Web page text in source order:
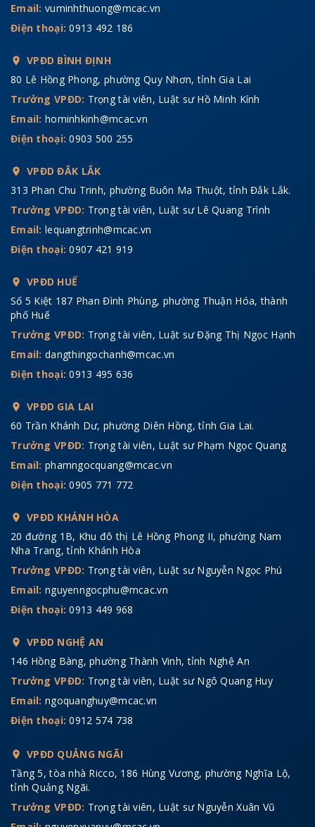
Email: vuminhthuong@mcac.vn
Điện thoại:0913 492 186
VPĐD BÌNH ĐỊNH
80 Lê Hồng Phong, phường Quy Nhơn, tỉnh Gia Lai
Trưởng VPĐD: Trọng tài viên, Luật sư Hồ Minh Kính
Email: hominhkinh@mcac.vn
Điện thoại:0903 500 255
VPĐD ĐẮK LẮK
313 Phan Chu Trinh, phường Buôn Ma Thuột, tỉnh Đắk Lắk.
Trưởng VPĐD: Trọng tài viên, Luật sư Lê Quang Trình
Email: lequangtrinh@mcac.vn
Điện thoại:0907 421 919
VPĐD HUẾ
Số 5 Kiệt 187 Phan Đình Phùng, phường Thuận Hóa, thành
phố Huế
Trưởng VPĐD: Trọng tài viên, Luật sư Đặng Thị Ngọc Hạnh
Email: dangthingochanh@mcac.vn
Điện thoại:0913 495 636
VPĐD GIA LAI
60 Trần Khánh Dư, phường Diên Hồng, tỉnh Gia Lai.
Trưởng VPĐD: Trọng tài viên, Luật sư Phạm Ngọc Quang
Email: phamngocquang@mcac.vn
Điện thoại:0905 771 772
VPĐD KHÁNH HÒA
20 đường 1B, Khu đô thị Lê Hồng Phong II, phường Nam
Nha Trang, tỉnh Khánh Hòa
Trưởng VPĐD: Trọng tài viên, Luật sư Nguyễn Ngọc Phú
Email: nguyenngocphu@mcac.vn
Điện thoại:0913 449 968
VPĐD NGHỆ AN
146 Hồng Bàng, phường Thành Vinh, tỉnh Nghệ An
Trưởng VPĐD: Trọng tài viên, Luật sư Ngô Quang Huy
Email: ngoquanghuy@mcac.vn
Điện thoại:0912 574 738
VPĐD QUẢNG NGÃI
Tầng 5, tòa nhà Ricco, 186 Hùng Vương, phường Nghĩa Lộ,
tỉnh Quảng Ngãi.
Trưởng VPĐD: Trọng tài viên, Luật sư Nguyễn Xuân Vũ